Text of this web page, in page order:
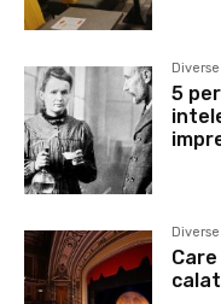
Diverse
5
Diverse